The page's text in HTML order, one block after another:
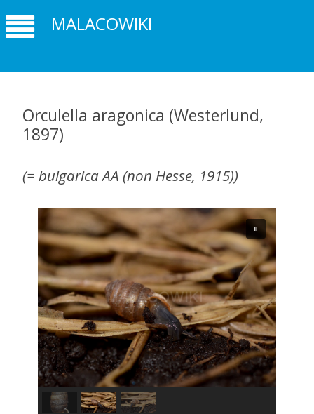
MALACOWIKI
Orculella aragonica (Westerlund,
1897)
(= bulgarica AA (non Hesse, 1915))